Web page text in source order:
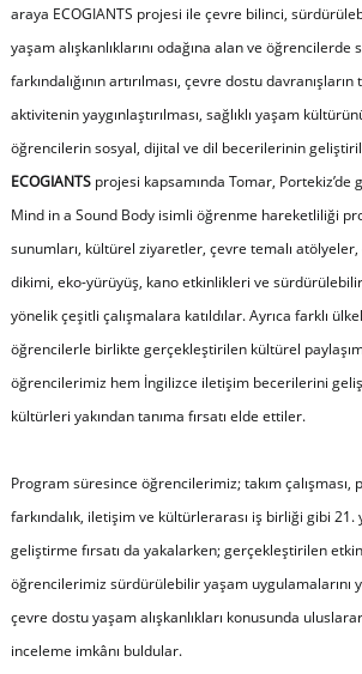
araya ECOGIANTS projesi ile çevre bilinci,
yaşam alışkanlıklarını odağına alan ve
farkındalığının artırılması, çevre dostu
aktivitenin yaygınlaştırılması, sağlıklı yaşam
öğrencilerin sosyal, dijital ve dil becerilerinin
ECOGIANTSprojesi kapsamında Tomar, Portekiz’de
Mind in a Sound Body isimli öğrenme hareketliliği
sunumları, kültürel ziyaretler, çevre temalı
dikimi, eko-yürüyüş, kano etkinlikleri ve
yönelik çeşitli çalışmalara katıldılar. Ayrıca farklı
öğrencilerle birlikte gerçekleştirilen kültürel
öğrencilerimiz hem İngilizce iletişim becerilerini
kültürleri yakından tanıma fırsatı elde ettiler.
Program süresince öğrencilerimiz; takım çalışması,
farkındalık, iletişim ve kültürlerarası iş birliği gibi 21.
geliştirme fırsatı da yakalarken; gerçekleştirilen
öğrencilerimiz sürdürülebilir yaşam uygulamalarını
çevre dostu yaşam alışkanlıkları konusunda
inceleme imkânı buldular.